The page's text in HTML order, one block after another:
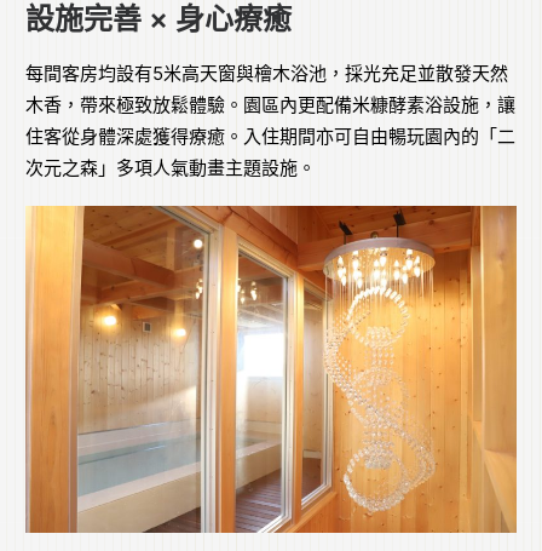
設施完善 × 身心療癒
每間客房均設有5米高天窗與檜木浴池，採光充足並散發天然
木香，帶來極致放鬆體驗。園區內更配備米糠酵素浴設施，讓
住客從身體深處獲得療癒。入住期間亦可自由暢玩園內的「二
次元之森」多項人氣動畫主題設施。